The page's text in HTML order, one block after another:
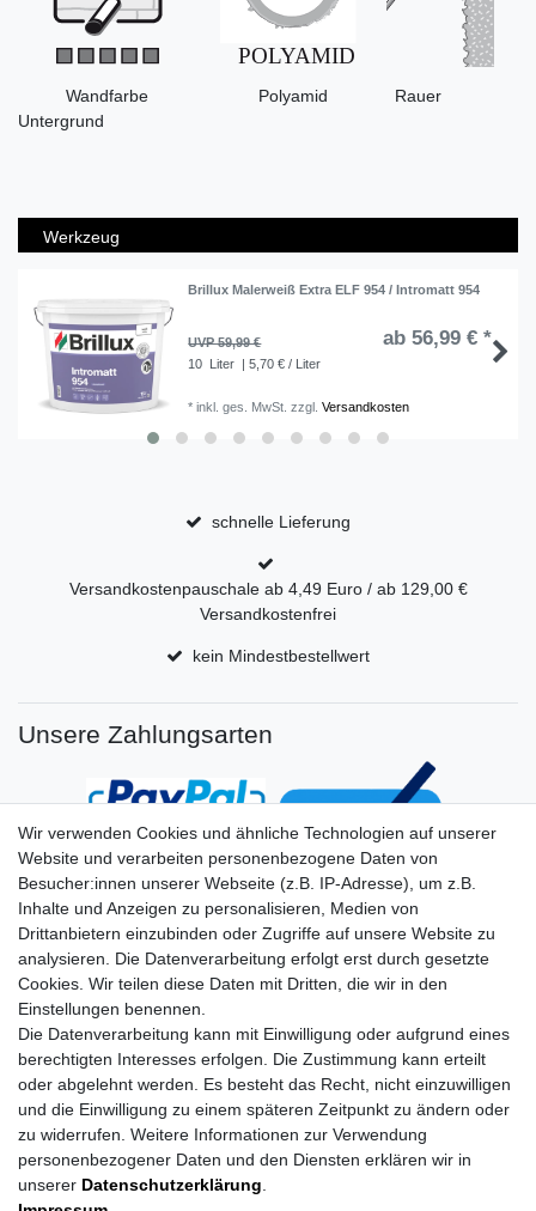
Wandfarbe Polyamid Rauer
Untergrund
Werkzeug
Brillux Malerweiß Extra ELF 954 / Intromatt 954
UVP 59,99 € ab 56,99 € *
10 Liter | 5,70 € / Liter
*inkl. ges. MwSt. zzgl.Versandkosten
schnelle Lieferung
Versandkostenpauschale ab 4,49 Euro / ab 129,00 €
Versandkostenfrei
kein Mindestbestellwert
Unsere Zahlungsarten
Impressum
Wir verwenden Cookies und ähnliche Technologien auf unserer
Website und verarbeiten personenbezogene Daten von
Besucher:innen unserer Webseite (z.B. IP-Adresse), um z.B.
Inhalte und Anzeigen zu personalisieren, Medien von
Drittanbietern einzubinden oder Zugriffe auf unsere Website zu
analysieren. Die Datenverarbeitung erfolgt erst durch gesetzte
Cookies. Wir teilen diese Daten mit Dritten, die wir in den
Einstellungen benennen.
Die Datenverarbeitung kann mit Einwilligung oder aufgrund eines
berechtigten Interesses erfolgen. Die Zustimmung kann erteilt
oder abgelehnt werden. Es besteht das Recht, nicht einzuwilligen
und die Einwilligung zu einem späteren Zeitpunkt zu ändern oder
zu widerrufen. Weitere Informationen zur Verwendung
personenbezogener Daten und den Diensten erklären wir in
unserer Daten­schutz­erklärung